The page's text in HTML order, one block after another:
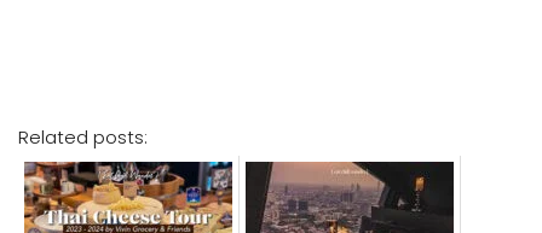
Related posts: